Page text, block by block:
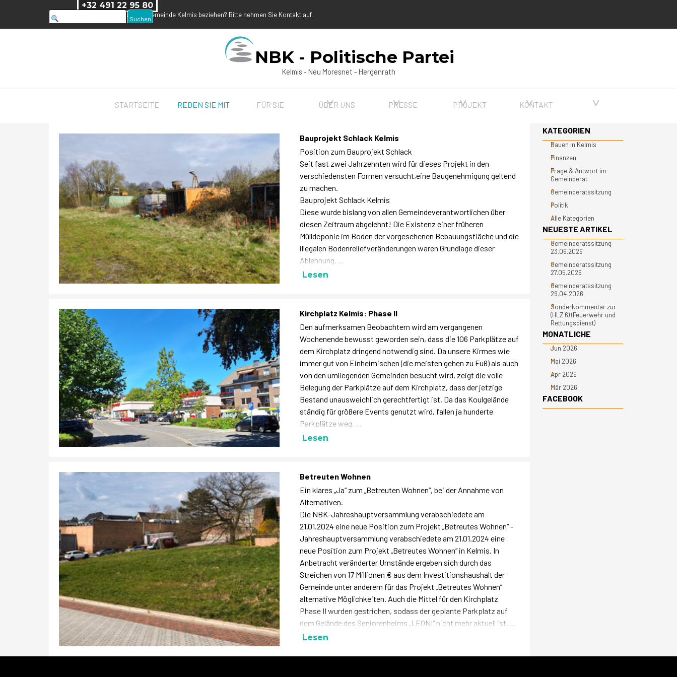
+32 491 22 95 80
Suchen
Haben Sie Fragen, die sich auf die Gemeinde Kelmis beziehen? Bitte nehmen Sie Kontakt auf.
NBK - Politische Partei
Kelmis - Neu Moresnet - Hergenrath
STARTSEITE
REDEN SIE MIT FÜR SIE ▼
ÜBER UNS ▼
PRESSE ▼
PROJEKT ▼
KONTAKT ▼
Bauprojekt Schlack Kelmis
Position zum Bauprojekt Schlack
Seit fast zwei Jahrzehnten wird für dieses Projekt in den
verschiedensten Formen versucht,eine Baugenehmigung geltend
zu machen.
Bauprojekt Schlack Kelmis
Diese wurde bislang von allen Gemeindeverantwortlichen über
diesen Zeitraum abgelehnt! Die Existenz einer früheren
Mülldeponie im Boden der vorgesehenen Bebauungsfläche und die
illegalen Bodenreliefveränderungen waren Grundlage dieser
Ablehnung. ...
Lesen
Kirchplatz Kelmis: Phase II
Den aufmerksamen Beobachtern wird am vergangenen
Wochenende bewusst geworden sein, dass die 106 Parkplätze auf
dem Kirchplatz dringend notwendig sind. Da unsere Kirmes wie
immer gut von Einheimischen (die meisten gehen zu Fuß) als auch
von den umliegenden Gemeinden besucht wird, zeigt die volle
Belegung der Parkplätze auf dem Kirchplatz, dass der jetzige
Bestand unausweichlich gerechtfertigt ist. Da das Koulgelände
ständig für größere Events genutzt wird, fallen ja hunderte
Parkplätze weg. ...
Lesen
Betreuten Wohnen
Ein klares „Ja“ zum „Betreuten Wohnen“, bei der Annahme von
Alternativen.
Die NBK-Jahreshauptversammlung verabschiedete am
21.01.2024 eine neue Position zum Projekt „Betreutes Wohnen“ -
Jahreshauptversammlung verabschiedete am 21.01.2024 eine
neue Position zum Projekt „Betreutes Wohnen“ in Kelmis. In
Anbetracht veränderter Umstände ergeben sich durch das
Streichen von 17 Millionen € aus dem Investitionshaushalt der
Gemeinde unter anderem für das Projekt „Betreutes Wohnen“
alternative Möglichkeiten. Auch die Mittel für den Kirchplatz
Phase II wurden gestrichen, sodass der geplante Parkplatz auf
dem Gelände des Seniorenheims „LEONI“ nicht mehr aktuell ist. ...
Lesen
Block überspringen KATEGORIEN
KATEGORIEN
Bauen in Kelmis
Finanzen
Frage & Antwort im
Gemeinderat
Gemeinderatssitzung
Politik
Alle Kategorien
Block überspringen NEUESTE ARTIKEL
NEUESTE ARTIKEL
Gemeinderatssitzung
23.06.2026
Gemeinderatssitzung
27.05.2026
Gemeinderatssitzung
29.04.2026
Sonderkommentar zur
(HLZ 6) (Feuerwehr und
Rettungsdienst)
Block überspringen MONATLICHE
MONATLICHE
Jun 2026
Mai 2026
Apr 2026
Mär 2026
Block überspringen FACEBOOK
FACEBOOK